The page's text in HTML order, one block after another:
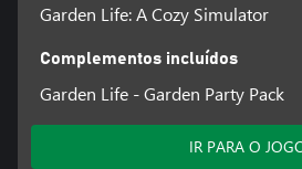
Garden Life: A Cozy Simulator
Complementos incluídos
Garden Life - Garden Party Pack
IR PARA O